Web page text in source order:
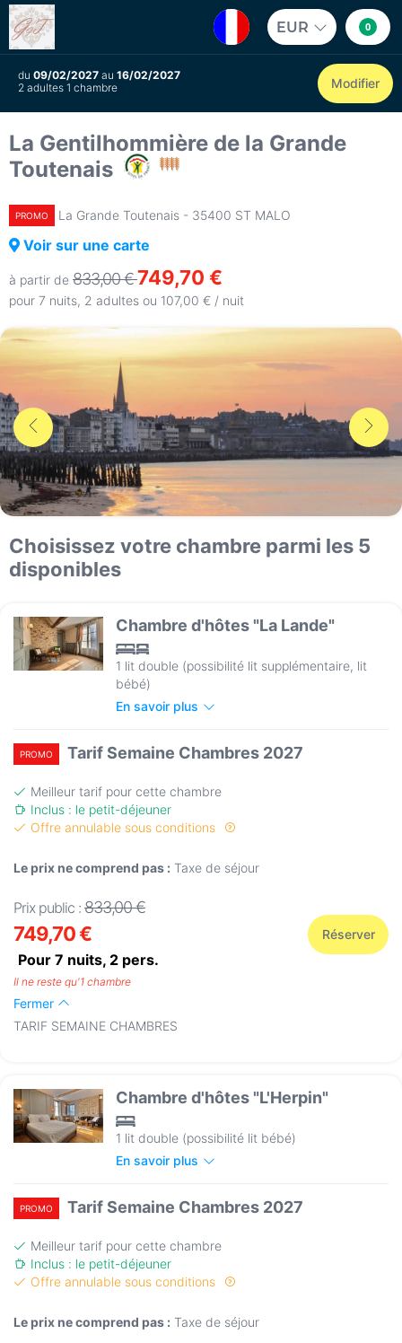
EUR 0
du 09/02/2027 au 16/02/2027
2 adultes 1 chambre
Modifier
La Gentilhommière de la Grande
Toutenais
PROMO La Grande Toutenais - 35400 ST MALO
Voir sur une carte
à partir de 833,00 €749,70 €
pour 7 nuits, 2 adultes ou 107,00 € / nuit
Choisissez votre chambre parmi les 5
disponibles
Chambre d'hôtes "La Lande"
1 lit double (possibilité lit supplémentaire, lit
bébé)
En savoir plus
PROMO Tarif Semaine Chambres 2027
Meilleur tarif pour cette chambre
Inclus : le petit-déjeuner
Offre annulable sous conditions
Le prix ne comprend pas : Taxe de séjour
Prix public : 833,00 €
749,70 €
Pour 7 nuits, 2 pers.
Réserver
Il ne reste qu'1 chambre
Fermer
TARIF SEMAINE CHAMBRES
Chambre d'hôtes "L'Herpin"
1 lit double (possibilité lit bébé)
En savoir plus
PROMO Tarif Semaine Chambres 2027
Meilleur tarif pour cette chambre
Inclus : le petit-déjeuner
Offre annulable sous conditions
Le prix ne comprend pas : Taxe de séjour